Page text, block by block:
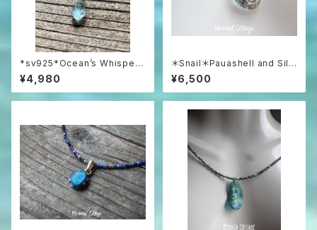
*sv925*Ocean’s Whisper
– Raw Aquamarine Pendan
t アクアマリンラフロックのネッ
クレス
¥4,980
＊Snail＊Pauashell and Silv
er 925 シルバー925とパウア
シェルの巻貝ネックレス
¥6,500